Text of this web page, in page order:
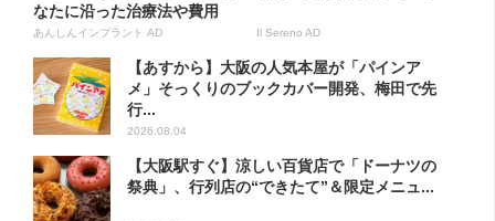
なたに沿った治療法や費用
を...
あんしんインプラント AD Il Sereno AD
【あすから】大阪の人気本屋が「パインア
メ」そっくりのブックカバー開発、梅田で先
行...
2026.08.04
【大阪駅すぐ】涼しい百貨店で「ドーナツの
祭典」、行列店の“できたて”＆限定メニュ...